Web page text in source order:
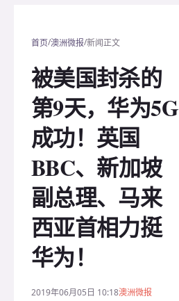
首页/澳洲微报/新闻正文
被美国封杀的
第9天，华为5G
成功！英国
BBC、新加坡
副总理、马来
西亚首相力挺
华为！
2019年06月05日 10:18澳洲微报